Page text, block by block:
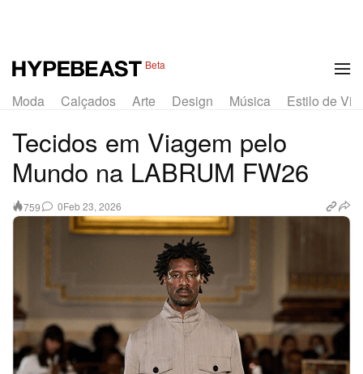
Beta
Moda Calçados Arte Design Música Estilo de
Tecidos em Viagem pelo
Mundo na LABRUM FW26
759 0Feb 23, 2026